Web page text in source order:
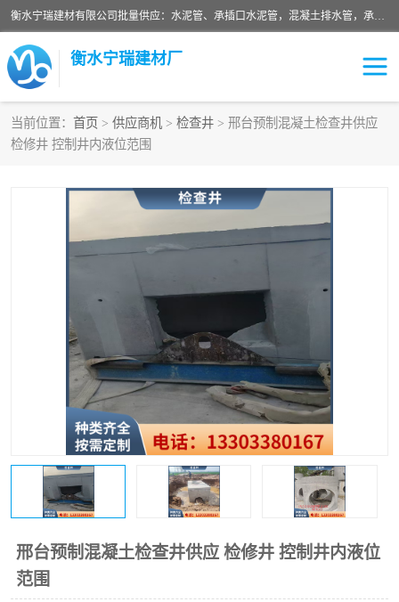
衡水宁瑞建材有限公司批量供应：水泥管、承插口水泥管，混凝土排水管，承插口水泥管，企口水泥管，钢承口水泥管，顶管，平口水泥管，水泥检查井，混凝土检查井，预制混凝土检查井，矩形检查井，圆形检查井等产品。
衡水宁瑞建材厂
当前位置： 首页 > 供应商机 > 检查井 > 邢台预制混凝土检查井供应
检修井 控制井内液位范围
邢台预制混凝土检查井供应 检修井 控制井内液位
范围
检查井
水泥管
圆形检查井 矩形检查井
预制混凝土检查井
企口水泥管 钢承口水泥管